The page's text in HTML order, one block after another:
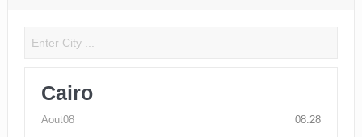
Cairo
Aout08 08:28